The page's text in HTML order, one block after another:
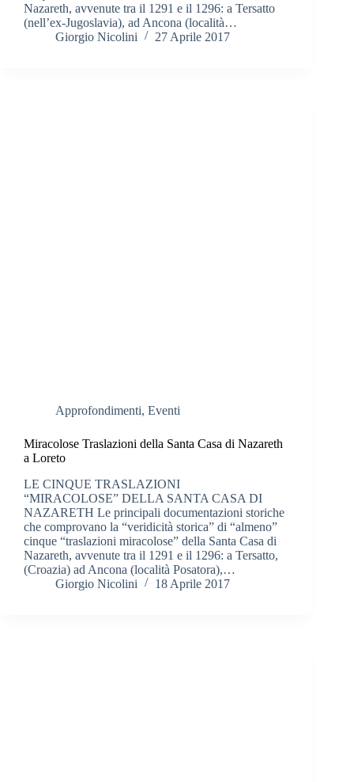
Nazareth, avvenute tra il 1291 e il 1296: a Tersatto
(nell’ex-Jugoslavia), ad Ancona (località…
Giorgio Nicolini
27 Aprile 2017
Approfondimenti, Eventi
Miracolose Traslazioni della Santa Casa di Nazareth
a Loreto
LE CINQUE TRASLAZIONI
“MIRACOLOSE” DELLA SANTA CASA DI
NAZARETH Le principali documentazioni storiche
che comprovano la “veridicità storica” di “almeno”
cinque “traslazioni miracolose” della Santa Casa di
Nazareth, avvenute tra il 1291 e il 1296: a Tersatto,
(Croazia) ad Ancona (località Posatora),…
Giorgio Nicolini
18 Aprile 2017